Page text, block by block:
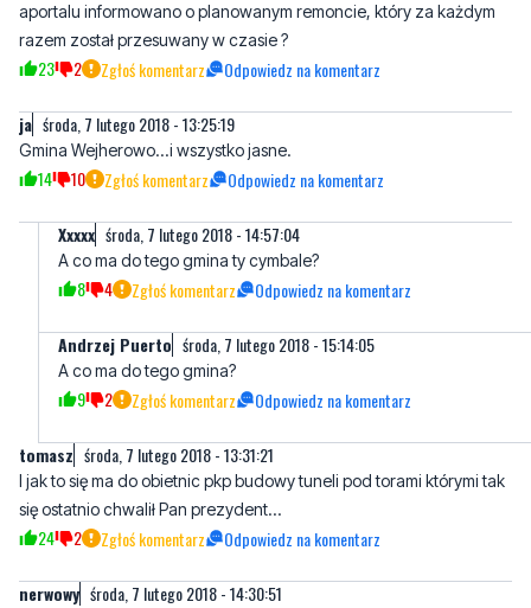
aportalu informowano o planowanym remoncie, który za każdym
razem został przesuwany w czasie ?
23 2 Zgłoś komentarz Odpowiedz na komentarz
ja środa, 7 lutego 2018 - 13:25:19
Gmina Wejherowo...i wszystko jasne.
14 10 Zgłoś komentarz Odpowiedz na komentarz
Xxxxx środa, 7 lutego 2018 - 14:57:04
A co ma do tego gmina ty cymbale?
8 4 Zgłoś komentarz Odpowiedz na komentarz
Andrzej Puerto środa, 7 lutego 2018 - 15:14:05
A co ma do tego gmina?
9 2 Zgłoś komentarz Odpowiedz na komentarz
tomasz środa, 7 lutego 2018 - 13:31:21
I jak to się ma do obietnic pkp budowy tuneli pod torami którymi tak
się ostatnio chwalił Pan prezydent...
24 2 Zgłoś komentarz Odpowiedz na komentarz
nerwowy środa, 7 lutego 2018 - 14:30:51